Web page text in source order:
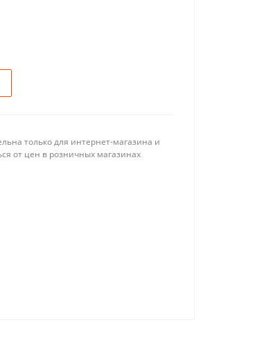
только для интернет-магазина и
от цен в розничных магазинах